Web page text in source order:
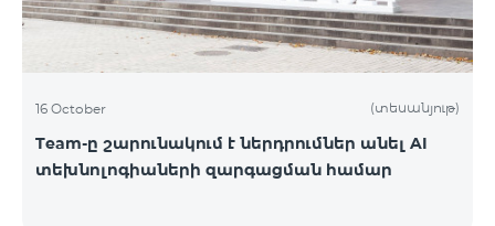
16 October (տեսանյութ)
Team-ը շարունակում է ներդրումներ անել AI
տեխնոլոգիաների զարգացման համար